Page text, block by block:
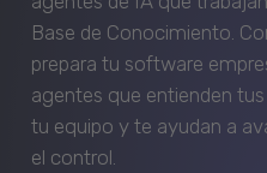
Base de Conocimiento.
prepara tu software
agentes que entienden
tu equipo y te ayudan a
el control.